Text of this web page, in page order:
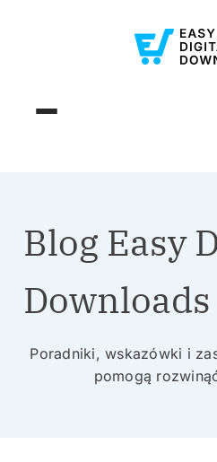
Blog Easy
Downloads
Poradniki, wskazówki i
pomogą